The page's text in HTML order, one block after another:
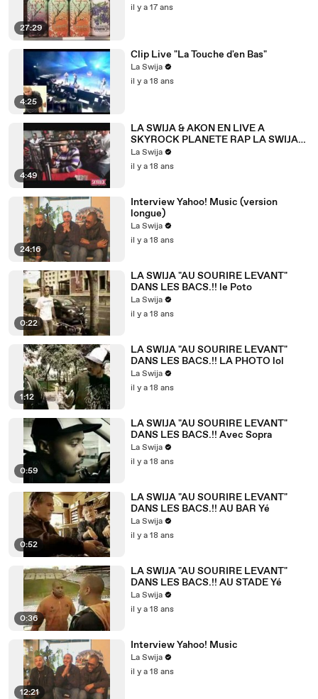
27:29
il y a 17 ans
4:25
Clip Live "La Touche d'en Bas"
La Swija
il y a 18 ans
4:49
LA SWIJA & AKON EN LIVE A
SKYROCK PLANETE RAP LA SWIJA
YYé.!
La Swija
il y a 18 ans
24:16
Interview Yahoo! Music (version
longue)
La Swija
il y a 18 ans
0:22
LA SWIJA "AU SOURIRE LEVANT"
DANS LES BACS.!! le Poto
La Swija
il y a 18 ans
1:12
LA SWIJA "AU SOURIRE LEVANT"
DANS LES BACS.!! LA PHOTO lol
La Swija
il y a 18 ans
0:59
LA SWIJA "AU SOURIRE LEVANT"
DANS LES BACS.!! Avec Sopra
La Swija
il y a 18 ans
0:52
LA SWIJA "AU SOURIRE LEVANT"
DANS LES BACS.!! AU BAR Yé
La Swija
il y a 18 ans
0:36
LA SWIJA "AU SOURIRE LEVANT"
DANS LES BACS.!! AU STADE Yé
La Swija
il y a 18 ans
12:21
Interview Yahoo! Music
La Swija
il y a 18 ans